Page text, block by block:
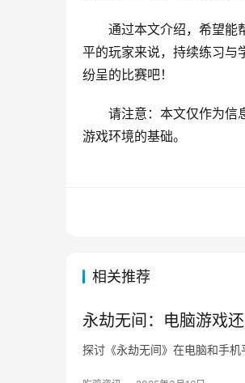
通过本文介绍，希望能
平的玩家来说，持续练习与
纷呈的比赛吧！
请注意：本文仅作为信
游戏环境的基础。
相关推荐
永劫无间：电脑游戏
探讨《永劫无间》在电脑和手机